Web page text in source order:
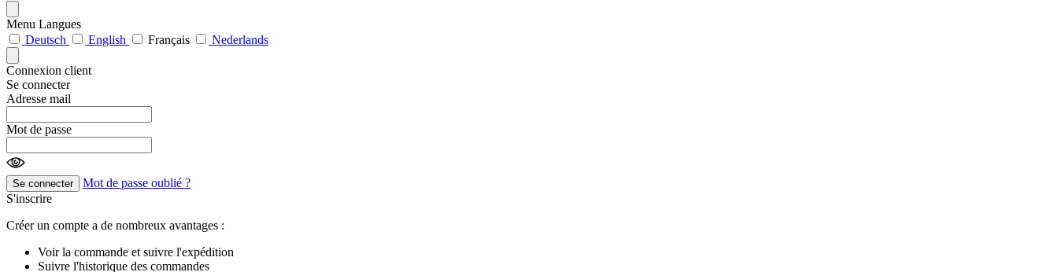
Menu Langues
Deutsch
English Français Nederlands
Connexion client
Se connecter
Adresse mail
Mot de passe
Se connecter
Mot de passe oublié ?
S'inscrire
Créer un compte a de nombreux avantages :
Voir la commande et suivre l'expédition
Suivre l'historique des commandes